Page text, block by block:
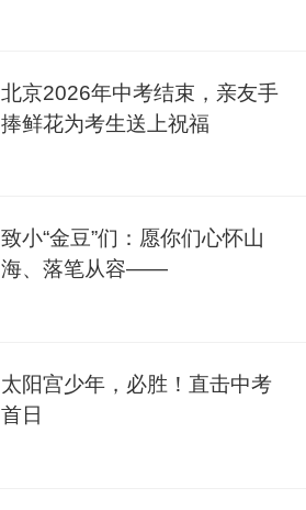
北京2026年中考结束，亲友手
捧鲜花为考生送上祝福
致小“金豆”们：愿你们心怀山
海、落笔从容——
太阳宫少年，必胜！直击中考
首日